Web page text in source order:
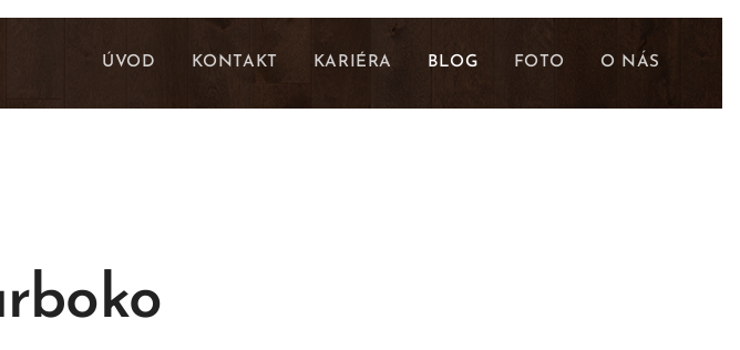
ÚVOD KONTAKT KARIÉRA BLOG FOTO O NÁS